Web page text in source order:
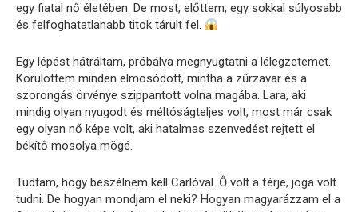
egy fiatal nő életében. De most, előttem, egy sokkal súlyosabb
és felfoghatatlanabb titok tárult fel.
Egy lépést hátráltam, próbálva megnyugtatni a lélegzetemet.
Körülöttem minden elmosódott, mintha a zűrzavar és a
szorongás örvénye szippantott volna magába. Lara, aki
mindig olyan nyugodt és méltóságteljes volt, most már csak
egy olyan nő képe volt, aki hatalmas szenvedést rejtett el
békítő mosolya mögé.
Tudtam, hogy beszélnem kell Carlóval. Ő volt a férje, joga volt
tudni. De hogyan mondjam el neki? Hogyan magyarázzam el a